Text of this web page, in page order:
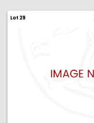
Lot 29